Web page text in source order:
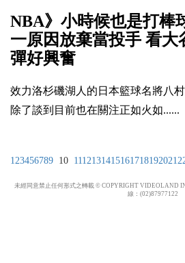
NBA》小時候也是打棒
一原因放棄當投手 看大
彈好興奮
效力洛杉磯湖人的日本籃球名將八
除了談到目前也在關注正如火如......
1 23456789 10 11 12131415161718192021
未經同意禁止任何形式之轉載 © COPYRIGHT VIDEOLAND
線：(02)87977122